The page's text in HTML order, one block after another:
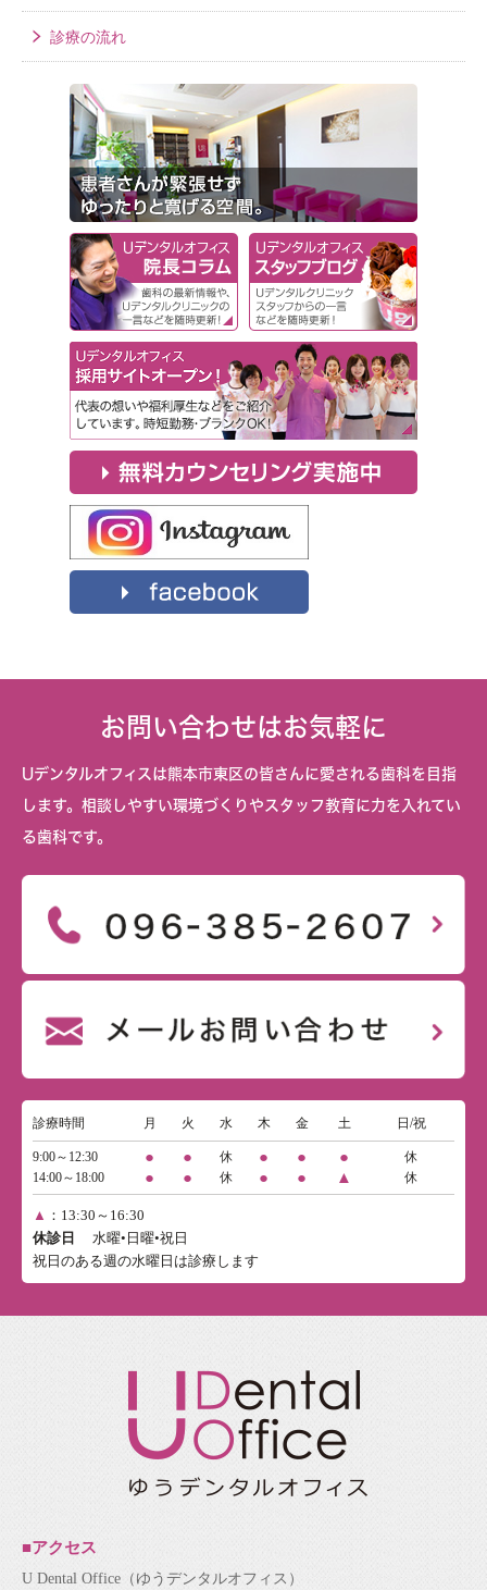
診療の流れ
お問い合わせはお気軽に
Uデンタルオフィスは熊本市東区の皆さんに愛される歯科を目指
します。相談しやすい環境づくりやスタッフ教育に力を入れてい
る歯科です。
診療時間 月 火 水 木 金 土 日/祝
9:00～12:30 ● ● 休 ● ● ●
休
14:00～18:00
● ● 休 ● ● ▲ 休
▲ ：13:30～16:30
休診日
水曜•日曜•祝日
祝日のある週の水曜日は診療します
■アクセス
U Dental Office（ゆうデンタルオフィス）